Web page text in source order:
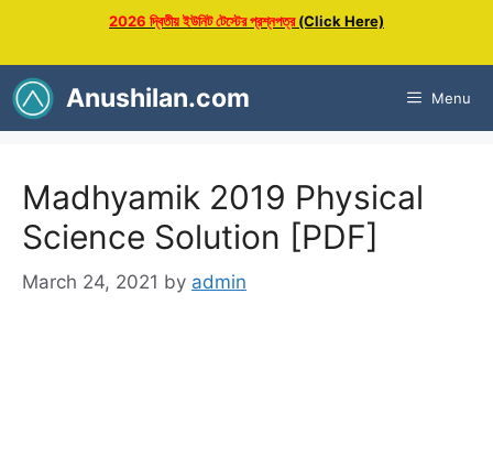
content
2026 দ্বিতীয় ইউনিট টেস্টের প্রশ্নপত্র(Click Here)
Anushilan.com Menu
Madhyamik 2019 Physical
Science Solution [PDF]
March 24, 2021 by admin